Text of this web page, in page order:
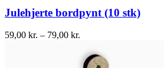
Julehjerte bordpynt (10 stk)
59,00 kr. – 79,00 kr.